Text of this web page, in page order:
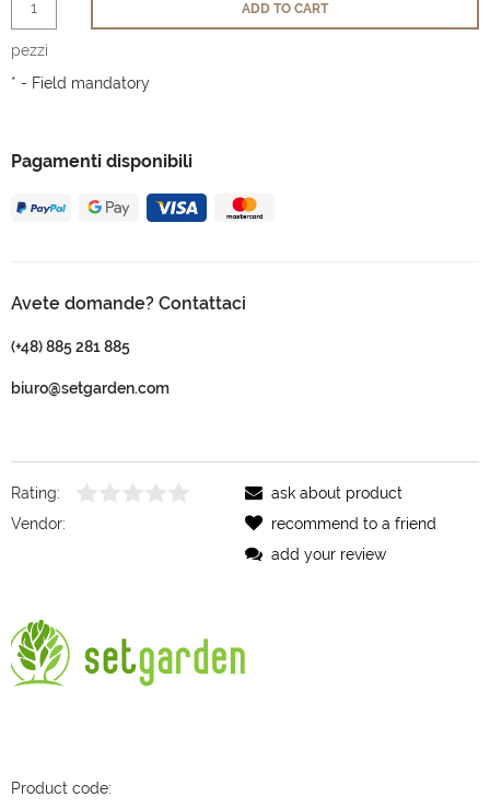
Pagamenti disponibili
Avete domande? Contattaci
(+48) 885 281 885
biuro@setgarden.com
pezzi
ADD TO CART
* - Field mandatory
Rating:
Vendor:
Product code:
ask about product
recommend to a friend
add your review